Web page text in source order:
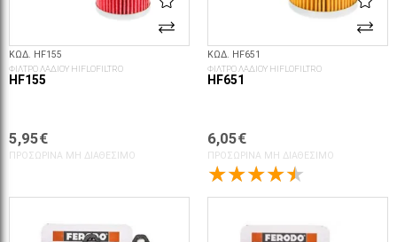
ΚΩΔ. HF155
ΦΙΛΤΡΟ ΛΑΔΙΟΥ HIFLOFILTRO
HF155
5,95€
ΠΡΟΣΩΡΙΝΆ ΜΗ ΔΙΑΘΈΣΙΜΟ
ΚΩΔ. HF651
ΦΙΛΤΡΟ ΛΑΔΙΟΥ HIFLOFILTRO
HF651
6,05€
ΠΡΟΣΩΡΙΝΆ ΜΗ ΔΙΑΘΈΣΙΜΟ